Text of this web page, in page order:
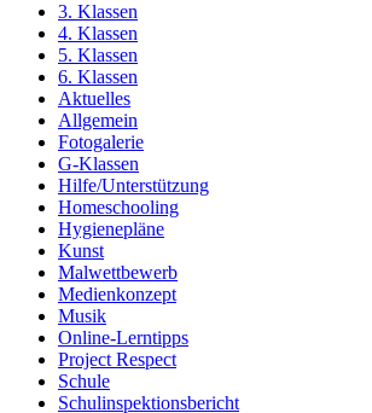
3. Klassen
4. Klassen
5. Klassen
6. Klassen
Aktuelles
Allgemein
Fotogalerie
G-Klassen
Hilfe/Unterstützung
Homeschooling
Hygienepläne
Kunst
Malwettbewerb
Medienkonzept
Musik
Online-Lerntipps
Project Respect
Schule
Schulinspektionsbericht